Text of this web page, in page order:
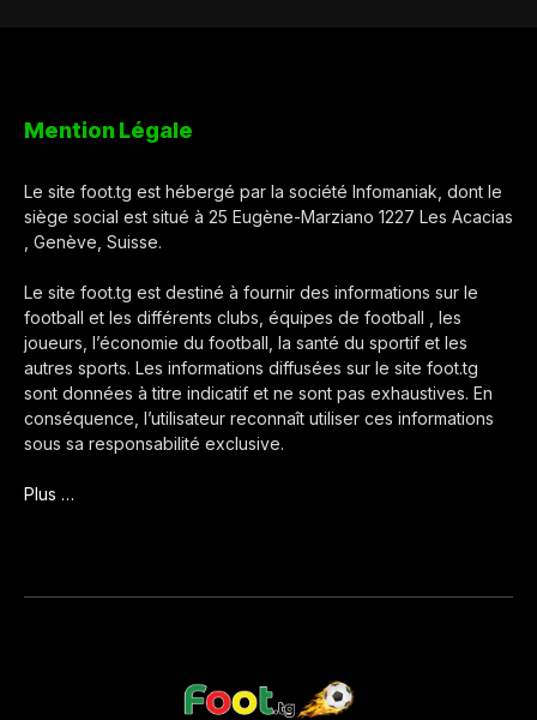
Mention Légale
Le site foot.tg est hébergé par la société Infomaniak, dont le
siège social est situé à 25 Eugène-Marziano 1227 Les Acacias
, Genève, Suisse.
Le site foot.tg est destiné à fournir des informations sur le
football et les différents clubs, équipes de football , les
joueurs, l’économie du football, la santé du sportif et les
autres sports. Les informations diffusées sur le site foot.tg
sont données à titre indicatif et ne sont pas exhaustives. En
conséquence, l’utilisateur reconnaît utiliser ces informations
sous sa responsabilité exclusive.
Plus …